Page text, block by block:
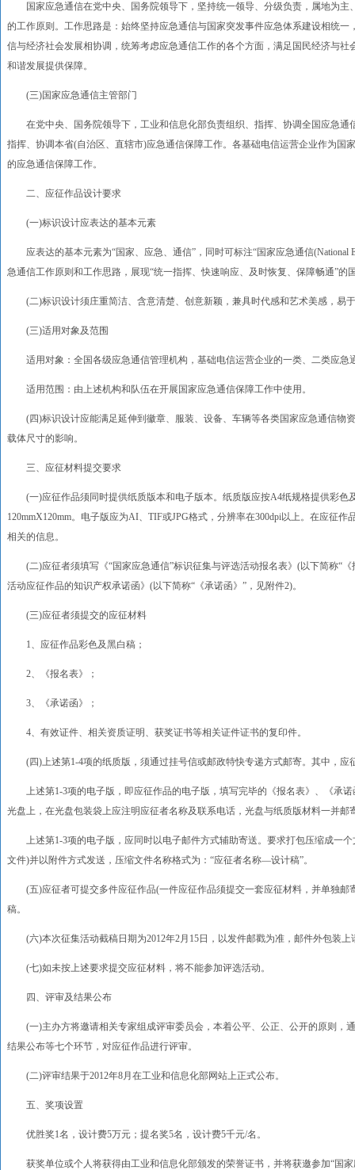
国家应急通信在党中央、国务院领导下，坚持统一领导、分级负责，属地为主
的工作原则。工作思路是：始终坚持应急通信与国家突发事件应急体系建设相统
信与经济社会发展相协调，统筹考虑应急通信工作的各个方面，满足国民经济与
和谐发展提供保障。
(三)国家应急通信主管部门
在党中央、国务院领导下，工业和信息化部负责组织、指挥、协调全国应急通
指挥、协调本省(自治区、直辖市)应急通信保障工作。各基础电信运营企业作为国
的应急通信保障工作。
二、应征作品设计要求
(一)标识设计应表达的基本元素
应表达的基本元素为“国家、应急、通信”，同时可标注“国家应急通信(National
急通信工作原则和工作思路，展现“统一指挥、快速响应、及时恢复、保障畅通”的
(二)标识设计须庄重简洁、含意清楚、创意新颖，兼具时代感和艺术美感，易
(三)适用对象及范围
适用对象：全国各级应急通信管理机构，基础电信运营企业的一类、二类应急
适用范围：由上述机构和队伍在开展国家应急通信保障工作中使用。
(四)标识设计应能满足延伸到徽章、服装、设备、车辆等各类国家应急通信物
载体尺寸的影响。
三、应征材料提交要求
(一)应征作品须同时提供纸质版本和电子版本。纸质版应按A4纸规格提供彩色
120mmX120mm。电子版应为AI、TIF或JPG格式，分辨率在300dpi以上。在应征
相关的信息。
(二)应征者须填写《“国家应急通信”标识征集与评选活动报名表》(以下简称“《
活动应征作品的知识产权承诺函》(以下简称“《承诺函》”，见附件2)。
(三)应征者须提交的应征材料
1、应征作品彩色及黑白稿；
2、《报名表》；
3、《承诺函》；
4、有效证件、相关资质证明、获奖证书等相关证件证书的复印件。
(四)上述第1-4项的纸质版，须通过挂号信或邮政特快专递方式邮寄。其中，应
上述第1-3项的电子版，即应征作品的电子版，填写完毕的《报名表》、《承诺
光盘上，在光盘包装袋上应注明应征者名称及联系电话，光盘与纸质版材料一并
上述第1-3项的电子版，应同时以电子邮件方式辅助寄送。要求打包压缩成一个
文件)并以附件方式发送，压缩文件名称格式为：“应征者名称—设计稿”。
(五)应征者可提交多件应征作品(一件应征作品须提交一套应征材料，并单独邮
稿。
(六)本次征集活动截稿日期为2012年2月15日，以发件邮戳为准，邮件外包装上
(七)如未按上述要求提交应征材料，将不能参加评选活动。
四、评审及结果公布
(一)主办方将邀请相关专家组成评审委员会，本着公平、公正、公开的原则，
结果公布等七个环节，对应征作品进行评审。
(二)评审结果于2012年8月在工业和信息化部网站上正式公布。
五、奖项设置
优胜奖1名，设计费5万元；提名奖5名，设计费5千元/名。
获奖单位或个人将获得由工业和信息化部颁发的荣誉证书，并将获邀参加“国家